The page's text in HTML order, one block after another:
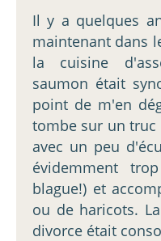
Il y a quelques
maintenant dans
la cuisine
saumon était
point de m'en
tombe sur un truc
avec un peu
évidemment
blague!) et
ou de haricots.
divorce était